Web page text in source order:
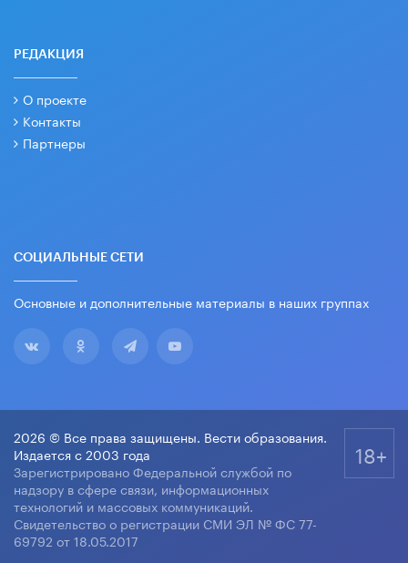
РЕДАКЦИЯ
О проекте
Контакты
Партнеры
СОЦИАЛЬНЫЕ СЕТИ
Основные и дополнительные материалы в наших группах
2026 © Все права защищены. Вести образования.
Издается с 2003 года
Зарегистрировано Федеральной службой по
надзору в сфере связи, информационных
технологий и массовых коммуникаций.
Свидетельство о регистрации СМИ ЭЛ № ФС 77-
69792 от 18.05.2017
18+